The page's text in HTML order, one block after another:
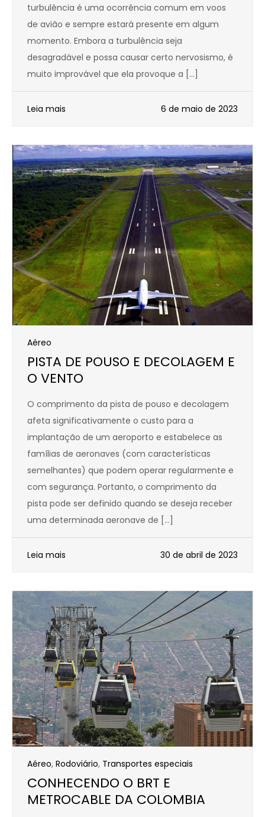
turbulência é uma ocorrência comum em voos
de avião e sempre estará presente em algum
momento. Embora a turbulência seja
desagradável e possa causar certo nervosismo, é
muito improvável que ela provoque a […]
Leia mais 6 de maio de 2023
Aéreo
PISTA DE POUSO E DECOLAGEM E
O VENTO
O comprimento da pista de pouso e decolagem
afeta significativamente o custo para a
implantação de um aeroporto e estabelece as
famílias de aeronaves (com características
semelhantes) que podem operar regularmente e
com segurança. Portanto, o comprimento da
pista pode ser definido quando se deseja receber
uma determinada aeronave de […]
Leia mais 30 de abril de 2023
Aéreo, Rodoviário, Transportes especiais
CONHECENDO O BRT E
METROCABLE DA COLOMBIA